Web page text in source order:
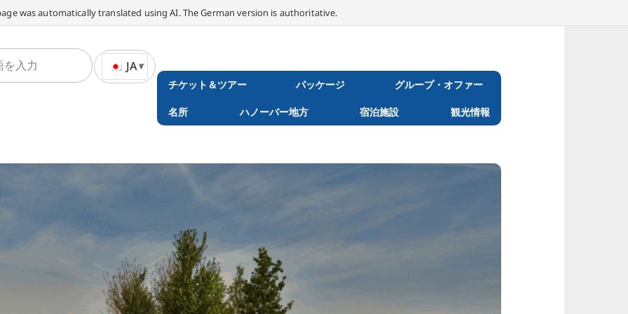
was automatically translated using AI. The German version is authoritative.
JA
チケット＆ツアー パッケージ グループ・オファー
名所 ハノーバー地方 宿泊施設 観光情報